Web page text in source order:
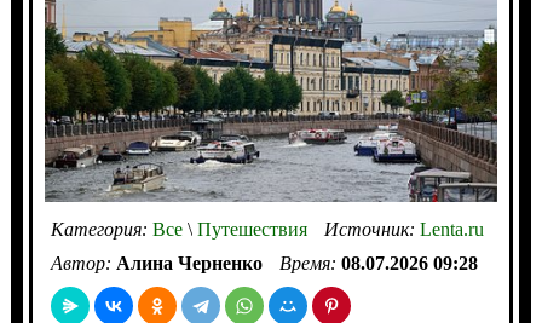
Категория: Все\Путешествия Источник: Lenta.ru
Автор: Алина Черненко Время: 08.07.2026 09:28